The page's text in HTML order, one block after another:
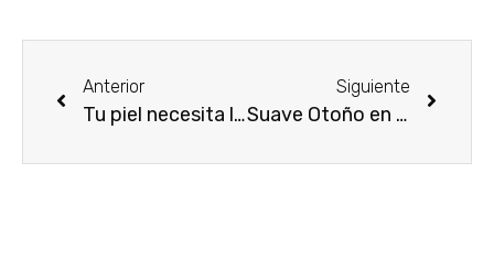
Anterior
Tu piel necesita lo mejor
Siguiente
Suave Otoño en tu piel